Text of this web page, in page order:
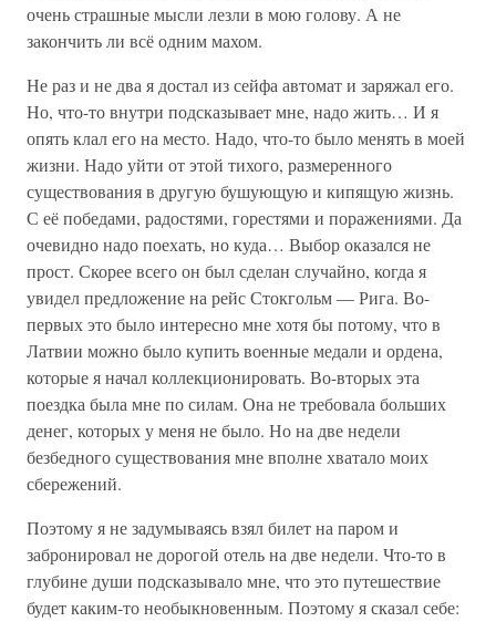
очень страшные мысли лезли в мою голову. А не
закончить ли всё одним махом.
Не раз и не два я достал из сейфа автомат и заряжал его.
Но, что-то внутри подсказывает мне, надо жить… И я
опять клал его на место. Надо, что-то было менять в моей
жизни. Надо уйти от этой тихого, размеренного
существования в другую бушующую и кипящую жизнь.
С её победами, радостями, горестями и поражениями. Да
очевидно надо поехать, но куда… Выбор оказался не
прост. Скорее всего он был сделан случайно, когда я
увидел предложение на рейс Стокгольм — Рига. Во-
первых это было интересно мне хотя бы потому, что в
Латвии можно было купить военные медали и ордена,
которые я начал коллекционировать. Во-вторых эта
поездка была мне по силам. Она не требовала больших
денег, которых у меня не было. Но на две недели
безбедного существования мне вполне хватало моих
сбережений.
Поэтому я не задумываясь взял билет на паром и
забронировал не дорогой отель на две недели. Что-то в
глубине души подсказывало мне, что это путешествие
будет каким-то необыкновенным. Поэтому я сказал себе: